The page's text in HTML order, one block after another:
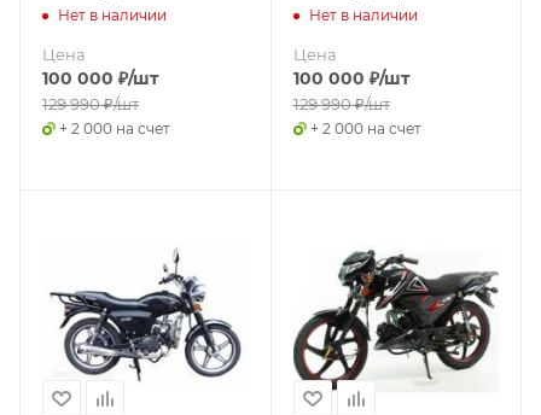
Нет в наличии
Цена
100 000 ₽/шт
129 990₽/шт
+ 2 000 на счет
Нет в наличии
Цена
100 000 ₽/шт
129 990₽/шт
+ 2 000 на счет